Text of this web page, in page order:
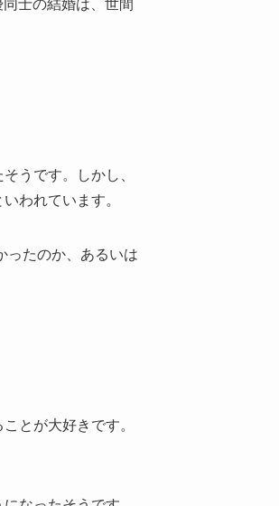
士の結婚は、世間
うです。しかし、
われています。
ったのか、あるいは
とが大好きです。